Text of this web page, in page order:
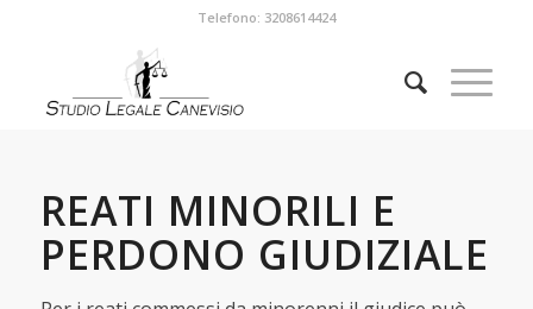
Telefono: 3208614424
REATI MINORILI E
PERDONO GIUDIZIALE